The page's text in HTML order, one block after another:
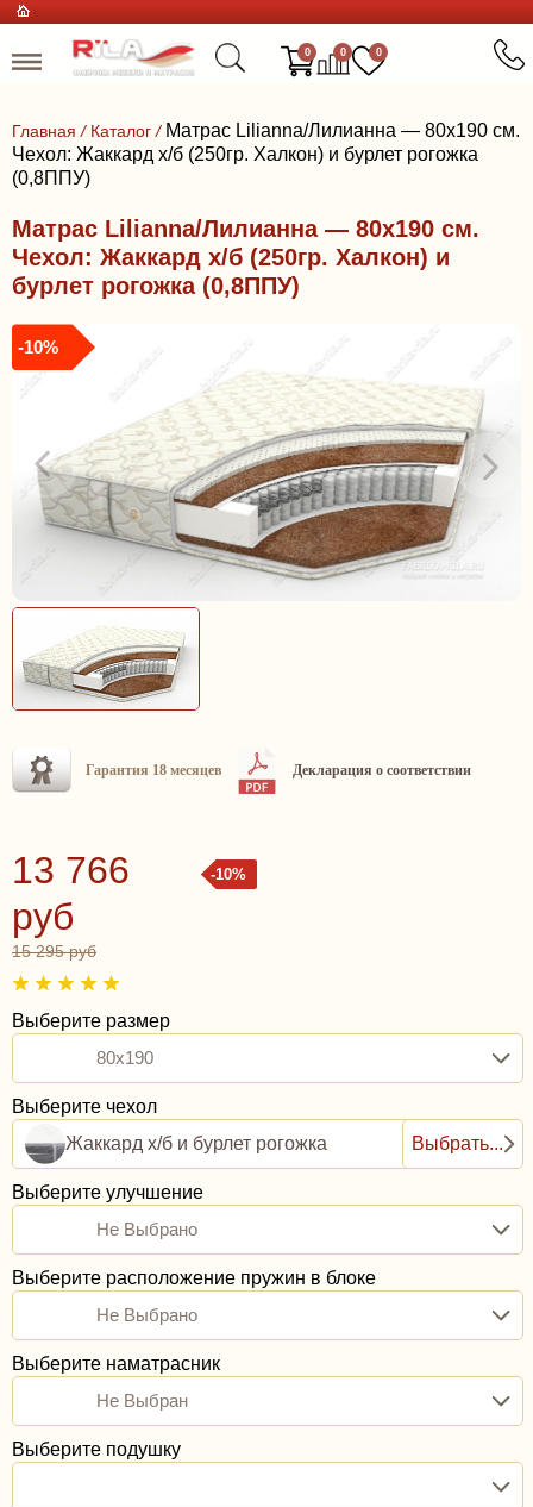
0 0 0
Главная / Каталог / Матрас Lilianna/Лилианна — 80x190 см.
Чехол: Жаккард х/б (250гр. Халкон) и бурлет рогожка
(0,8ППУ)
Матрас Lilianna/Лилианна — 80x190 см.
Чехол: Жаккард х/б (250гр. Халкон) и
бурлет рогожка (0,8ППУ)
-10%
Гарантия 18 месяцев Декларация о соответствии
-10%
13 766
руб
15 295 руб
Выберите размер
80x190
Выберите чехол
Жаккард х/б и бурлет рогожка
Выбрать...
Выберите улучшение
Не Выбрано
Выберите расположение пружин в блоке
Не Выбрано
Выберите наматрасник
Не Выбран
Выберите подушку